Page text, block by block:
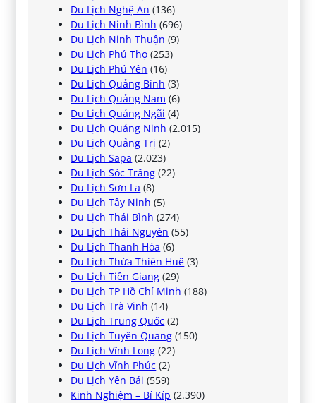
Du Lịch Nghệ An (136)
Du Lịch Ninh Bình (696)
Du Lịch Ninh Thuận (9)
Du Lịch Phú Thọ (253)
Du Lịch Phú Yên (16)
Du Lịch Quảng Bình (3)
Du Lịch Quảng Nam (6)
Du Lịch Quảng Ngãi (4)
Du Lịch Quảng Ninh (2.015)
Du Lịch Quảng Trị (2)
Du Lịch Sapa (2.023)
Du Lịch Sóc Trăng (22)
Du Lịch Sơn La (8)
Du Lịch Tây Ninh (5)
Du Lịch Thái Bình (274)
Du Lịch Thái Nguyên (55)
Du Lịch Thanh Hóa (6)
Du Lịch Thừa Thiên Huế (3)
Du Lịch Tiền Giang (29)
Du Lịch TP Hồ Chí Minh (188)
Du Lịch Trà Vinh (14)
Du Lịch Trung Quốc (2)
Du Lịch Tuyên Quang (150)
Du Lịch Vĩnh Long (22)
Du Lịch Vĩnh Phúc (2)
Du Lịch Yên Bái (559)
Kinh Nghiệm – Bí Kíp (2.390)